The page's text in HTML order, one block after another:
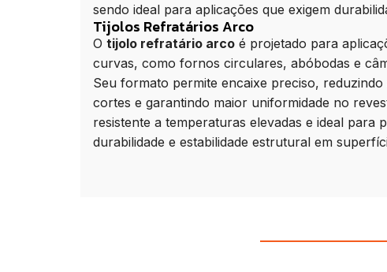
sendo ideal para aplicações que exigem
Tijolos Refratários Arco
O tijolo refratário arco é projetado para
curvas, como fornos circulares, abóbodas e
Seu formato permite encaixe preciso, reduzindo
cortes e garantindo maior uniformidade no
resistente a temperaturas elevadas e ideal para
durabilidade e estabilidade estrutural em